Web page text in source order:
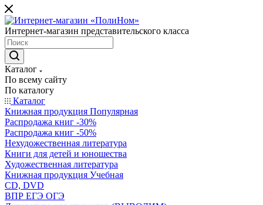
Интернет-магазин представительского класса
Каталог
По всему сайту
По каталогу
Каталог
Книжная продукция Популярная
Распродажа книг -30%
Распродажа книг -50%
Нехудожественная литература
Книги для детей и юношества
Художественная литература
Книжная продукция Учебная
CD, DVD
ВПР ЕГЭ ОГЭ